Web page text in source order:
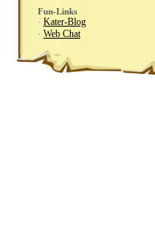
Fun-Links
· Kater-Blog
· Web Chat